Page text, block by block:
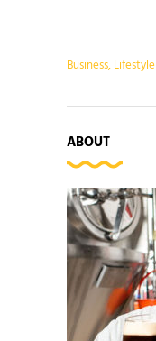
Business,Lifestyle
ABOUT